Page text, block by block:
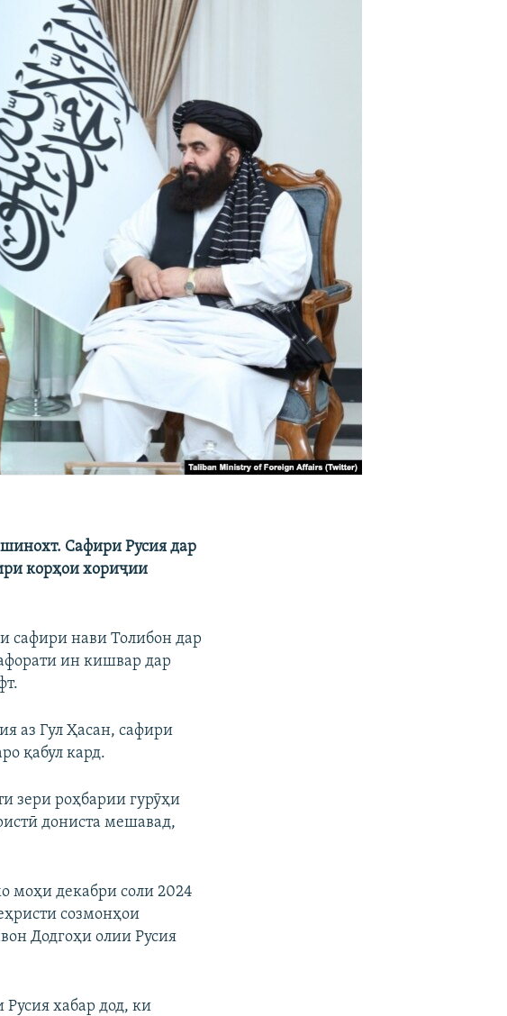
Сафири Русия дар
корҳои хориҷии
сафири нави Толибон дар
ин кишвар дар
аз Гул Ҳасан, сафири
қабул кард.
зери роҳбарии гурӯҳи
дониста мешавад,
моҳи декабри соли 2024
созмонҳои
Додгоҳи олии Русия
хабар дод, ки